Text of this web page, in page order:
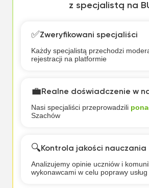
z specjalistą na
✅Zweryfikowani specjaliści
Każdy specjalistą przechodzi
rejestracji na platformie
💼Realne doświadczenie w
Nasi specjaliści przeprowadzili
Szachów
🔍Kontrola jakości nauczania
Analizujemy opinie uczniów i
wykonawcami w celu poprawy usług